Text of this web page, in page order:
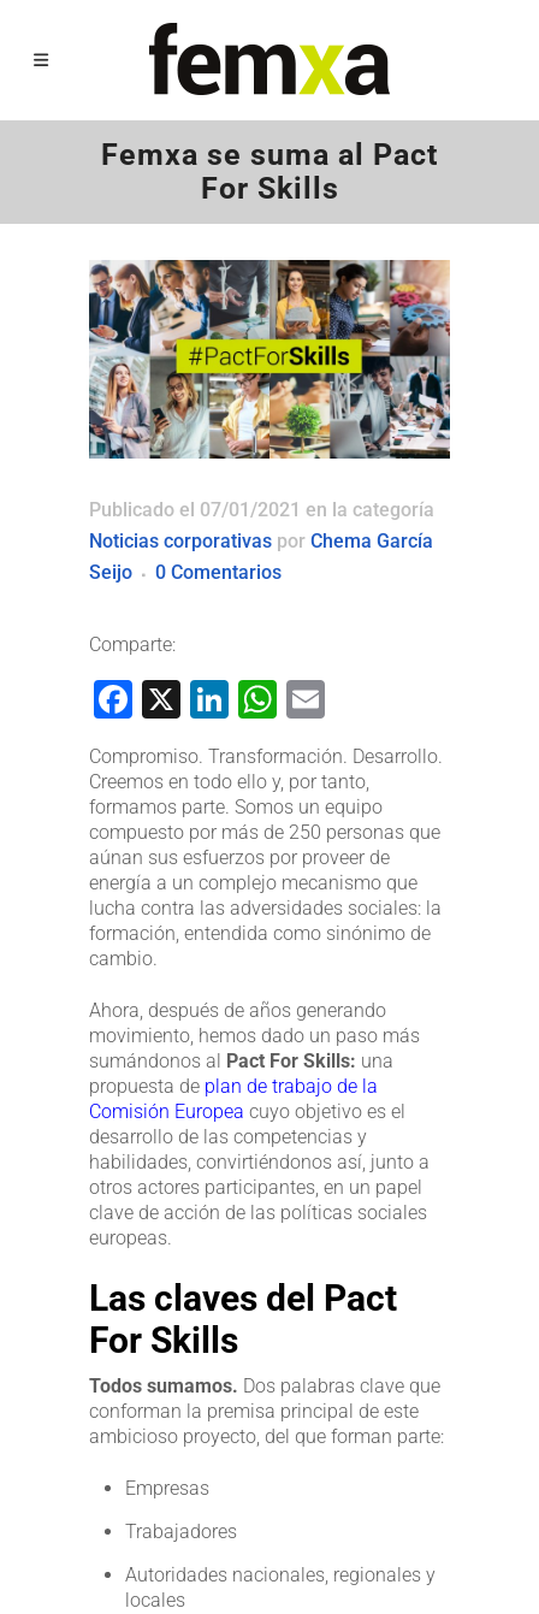
Femxa se suma al Pact
For Skills
Publicado el 07/01/2021 en la categoría
Noticias corporativas por Chema García
Seijo
0 Comentarios
Comparte:
Facebook
X LinkedIn
WhatsApp
Compromiso. Transformación. Desarrollo.
Creemos en todo ello y, por tanto,
formamos parte. Somos un equipo
compuesto por más de 250 personas que
aúnan sus esfuerzos por proveer de
energía a un complejo mecanismo que
lucha contra las adversidades sociales: la
formación, entendida como sinónimo de
cambio.
Ahora, después de años generando
movimiento, hemos dado un paso más
sumándonos al
Pact For Skills: una
propuesta de plan de trabajo de la
Comisión Europea cuyo objetivo es el
desarrollo de las competencias y
habilidades, convirtiéndonos así, junto a
otros actores participantes, en un papel
clave de acción de las políticas sociales
europeas.
Las claves del Pact
For Skills
Todos sumamos. Dos palabras clave que
conforman la premisa principal de este
ambicioso proyecto, del que forman parte:
Empresas
Trabajadores
Autoridades nacionales, regionales y
locales